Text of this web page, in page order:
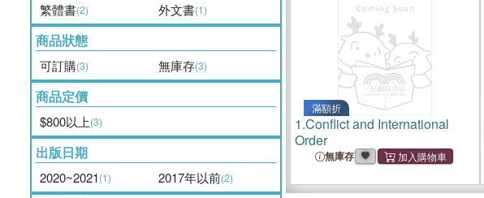
繁體書(2) 外文書(1)
商品狀態
可訂購(3) 無庫存(3)
商品定價
$800以上(3)
出版日期
2020~2021(1) 2017年以前(2)
滿額折
1.Conflict and International
Order
無庫存